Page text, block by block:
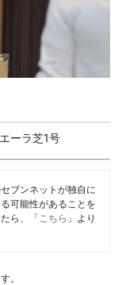
ーラ芝1号
ブンネットが独自に
可能性があることを
ら、「 こちら 」より
。